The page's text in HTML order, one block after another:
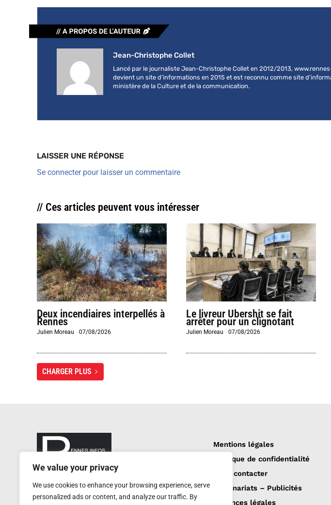
We value your privacy
We use cookies to enhance your browsing experience, serve
personalized ads or content, and analyze our traffic. By
Jean-Christophe Collet
Lancé par le journaliste Jean-Christophe Collet en 2012/2013,
devient un site d’informations en 2015 et est reconnu comme site
ministère de la Culture et de la communication.
LAISSER UNE RÉPONSE
Se connecter pour laisser un commentaire
// Ces articles peuvent vous intéresser
Deux incendiaires interpellés à
Rennes
Julien Moreau -07/08/2026
Le livreur Ubershit se fait
arrêter pour un clignotant
Julien Moreau -07/08/2026
CHARGER PLUS
rennesinfosautrement@gmail.com
RCS de Rennes : 752 406 884
Service de presse : 0620 W
Mentions légales
Politique de confidentialité
Nous contacter
Partenariats – Publicités
Annonces légales